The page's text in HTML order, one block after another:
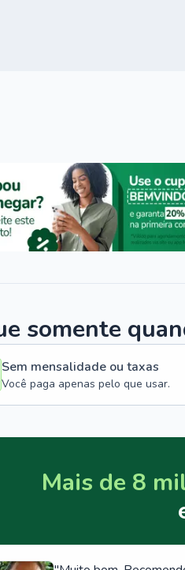
somente
Sem mensalidade ou taxas
Você paga apenas pelo que usar.
Mais de 8